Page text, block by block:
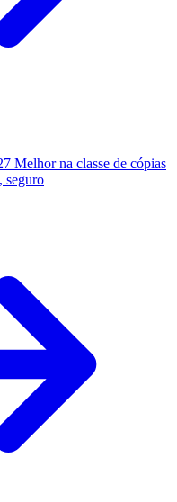
Melhor na classe de cópias
seguro